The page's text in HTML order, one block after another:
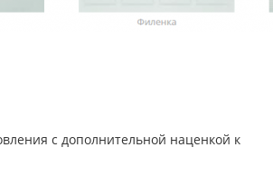
с дополнительной наценкой к